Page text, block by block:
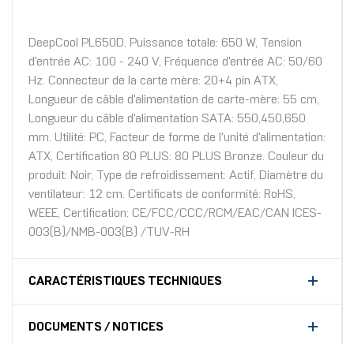
DeepCool PL650D. Puissance totale: 650 W, Tension
d'entrée AC: 100 - 240 V, Fréquence d'entrée AC: 50/60
Hz. Connecteur de la carte mère: 20+4 pin ATX,
Longueur de câble d'alimentation de carte-mère: 55 cm,
Longueur du câble d'alimentation SATA: 550,450,650
mm. Utilité: PC, Facteur de forme de l'unité d'alimentation:
ATX, Certification 80 PLUS: 80 PLUS Bronze. Couleur du
produit: Noir, Type de refroidissement: Actif, Diamètre du
ventilateur: 12 cm. Certificats de conformité: RoHS,
WEEE, Certification: CE/FCC/CCC/RCM/EAC/CAN ICES-
003(B)/NMB-003(B) /TUV-RH
CARACTÉRISTIQUES TECHNIQUES
DOCUMENTS / NOTICES